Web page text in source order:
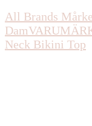
All Brands
Dam
Neck Bikini Top